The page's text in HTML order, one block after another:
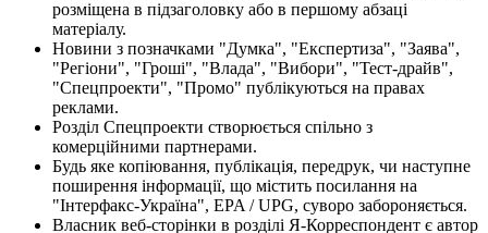
розміщена в підзаголовку або в першому абзаці
матеріалу.
Новини з позначками "Думка", "Експертиза", "Заява",
"Регіони", "Гроші", "Влада", "Вибори", "Тест-драйв",
"Спецпроекти", "Промо" публікуються на правах
реклами.
Розділ Спецпроекти створюється спільно з
комерційними партнерами.
Будь яке копіювання, публікація, передрук, чи наступне
поширення інформації, що містить посилання на
"Інтерфакс-Україна", EPA / UPG, суворо забороняється.
Власник веб-сторінки в розділі Я-Корреспондент є автор